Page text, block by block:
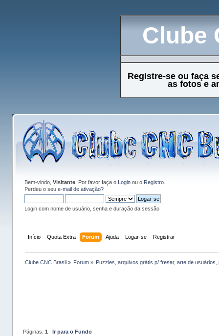
Clube
Registre-se ou faça
as fotos e
Bem-vindo, Visitante. Por favor faça o Loginou o Registro.
Perdeu o seu e-mail de ativação?
Login com nome de usuário, senha e duração da sessão
Início Quota Extra Forum Ajuda Logar-se Registrar
Clube CNC Brasil» Forum » Puzzles, arquivos grátis p/ fresar, arte de usuários,
Páginas: 1 Ir para o Fundo